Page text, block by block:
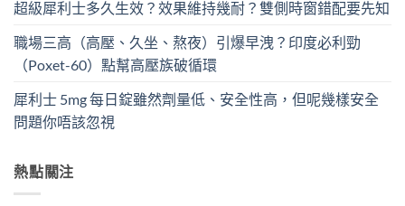
超級犀利士多久生效？效果維持幾耐？雙側時窗錯配要先知
職場三高（高壓、久坐、熬夜）引爆早洩？印度必利勁
（Poxet-60）點幫高壓族破循環
犀利士 5mg 每日錠雖然劑量低、安全性高，但呢幾樣安全
問題你唔該忽視
熱點關注